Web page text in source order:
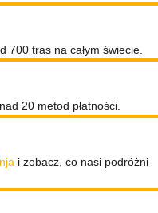
tras na całym świecie.
20 metod płatności.
i zobacz, co nasi podróżni